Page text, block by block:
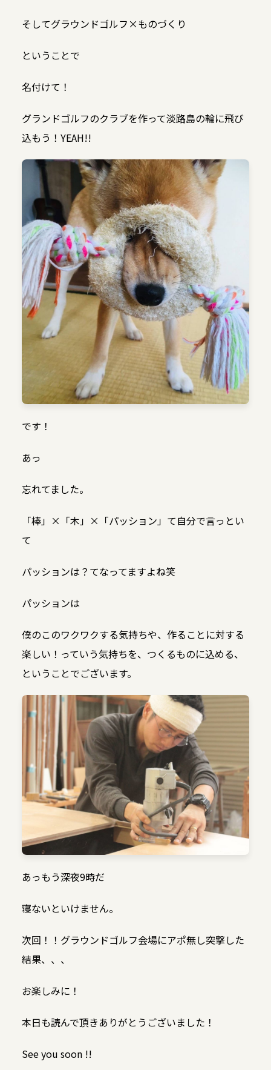
そしてグラウンドゴルフ×ものづくり
ということで
名付けて！
グランドゴルフのクラブを作って淡路島の輪に飛び
込もう！YEAH!!
です！
あっ
忘れてました。
「棒」×「木」×「パッション」て自分で言っとい
て
パッションは？てなってますよね笑
パッションは
僕のこのワクワクする気持ちや、作ることに対する
楽しい！っていう気持ちを、つくるものに込める、
ということでございます。
あっもう深夜9時だ
寝ないといけません。
次回！！グラウンドゴルフ会場にアポ無し突撃した
結果、、、
お楽しみに！
本日も読んで頂きありがとうございました！
See you soon !!